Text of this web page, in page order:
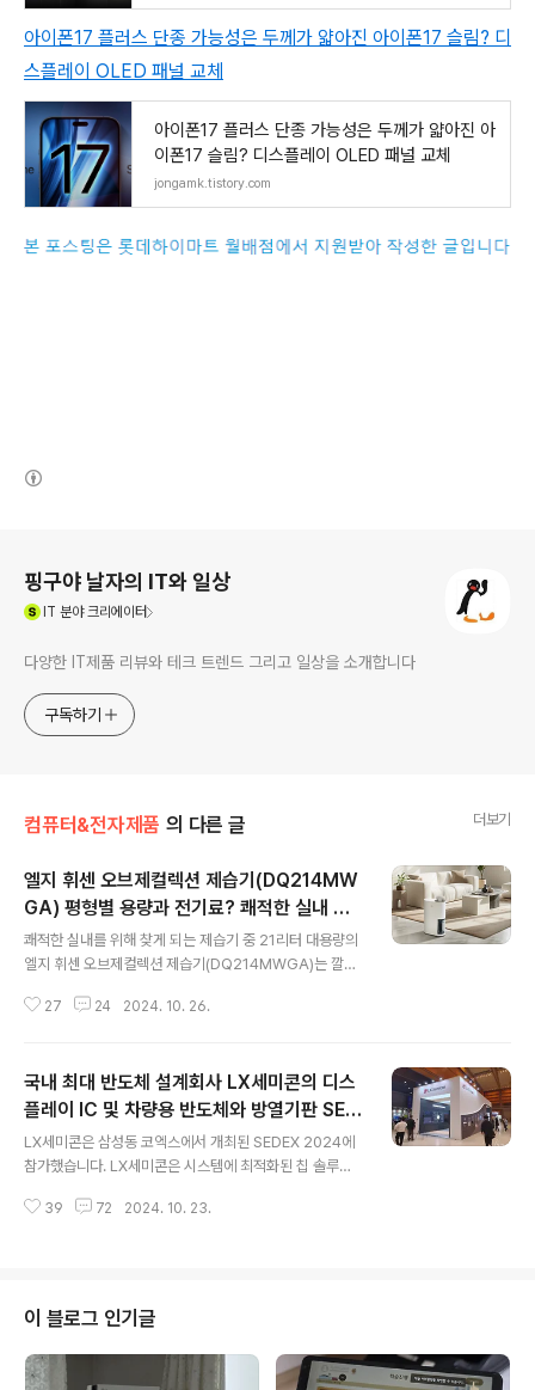
아이폰17 플러스 단종 가능성은 두께가 얇아진 아이폰17 슬림? 디
스플레이 OLED 패널 교체
아이폰17 플러스 단종 가능성은 두께가 얇아진 아
이폰17 슬림? 디스플레이 OLED 패널 교체
jongamk.tistory.com
핑구야 날자의 IT와 일상
IT 분야 크리에이터
다양한 IT제품 리뷰와 테크 트렌드 그리고 일상을 소개합니다
구독하기
컴퓨터&전자제품 의 다른 글 더보기
엘지 휘센 오브제컬렉션 제습기(DQ214MW
GA) 평형별 용량과 전기료? 쾌적한 실내 기
본 신발과 옷장 건조까지!!(ft. LG전자)
쾌적한 실내를 위해 찾게 되는 제습기 중 21리터 대용량의
엘지 휘센 오브제컬렉션 제습기(DQ214MWGA)는 깔끔
해 주지만 신반을 건조하거나 옷장 내 습기를 제거하는데
용하다는 겁니다. 21리터의 대용량 엘지 휘센 오브제컬렉
션 제습기(DQ214MWGA)은 성능을 논하기 전에 디자인
이 사용하고 있던 구형 모델과는 확실한 차이가 있어 욕심
이 나기는 하더라구요. 21리터의 대용량 엘지 휘센 오브제
컬렉션 제습기(DQ214MWGA)을 사용하면 전기료는 얼
마나 나올까요? 엘지 휘센 오브제컬렉션 제습기(DQ214
27 24 2024. 10. 26.
국내 최대 반도체 설계회사 LX세미콘의 디스
플레이 IC 및 차량용 반도체와 방열기판 SED
EX 2024 전격 공개!!
LX세미콘은 삼성동 코엑스에서 개최된 SEDEX 2024에
참가했습니다. LX세미콘은 시스템에 최적화된 칩 솔루션
사업을 지속적으로 발굴해 나간다고 강조하며 디스플레이
에 대한 다양한 설명을 들을 수 있었습니다. 올해 SEDEX2
024는 10월23일부터 25일까지 개최되며 LX세미콘 부
스는 D1홀에서 Core Technology, Automotive 그리
고 Display 등 세 가지 Zone으로 나누어 전시하였습니
39 72 2024. 10. 23.
이 블로그 인기글